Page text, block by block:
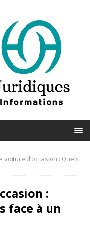
voiture d’occasion : Quels
:
face à un